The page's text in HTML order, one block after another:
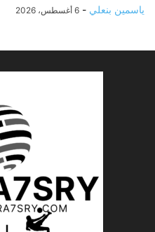
ياسمين بنعلي - 6 أغسطس، 2026